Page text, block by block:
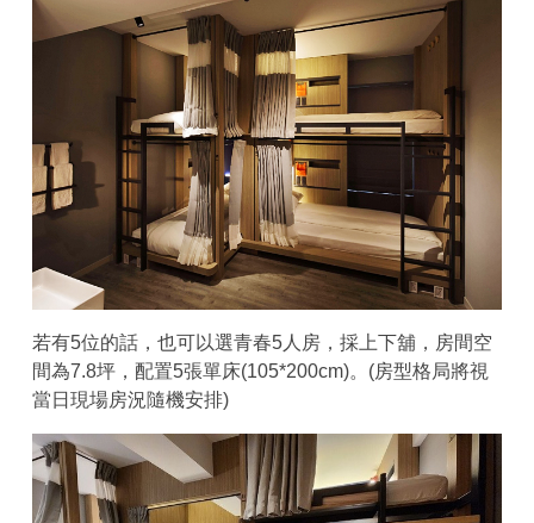
若有5位的話，也可以選青春5人房，採上下舖，房間空
間為7.8坪，配置5張單床(105*200cm)。(房型格局將視
當日現場房況隨機安排)